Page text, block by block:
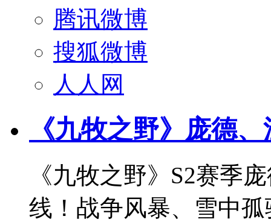
腾讯微博
搜狐微博
人人网
《九牧之野》庞德
《九牧之野》S2赛季
线！战争风暴、雪中